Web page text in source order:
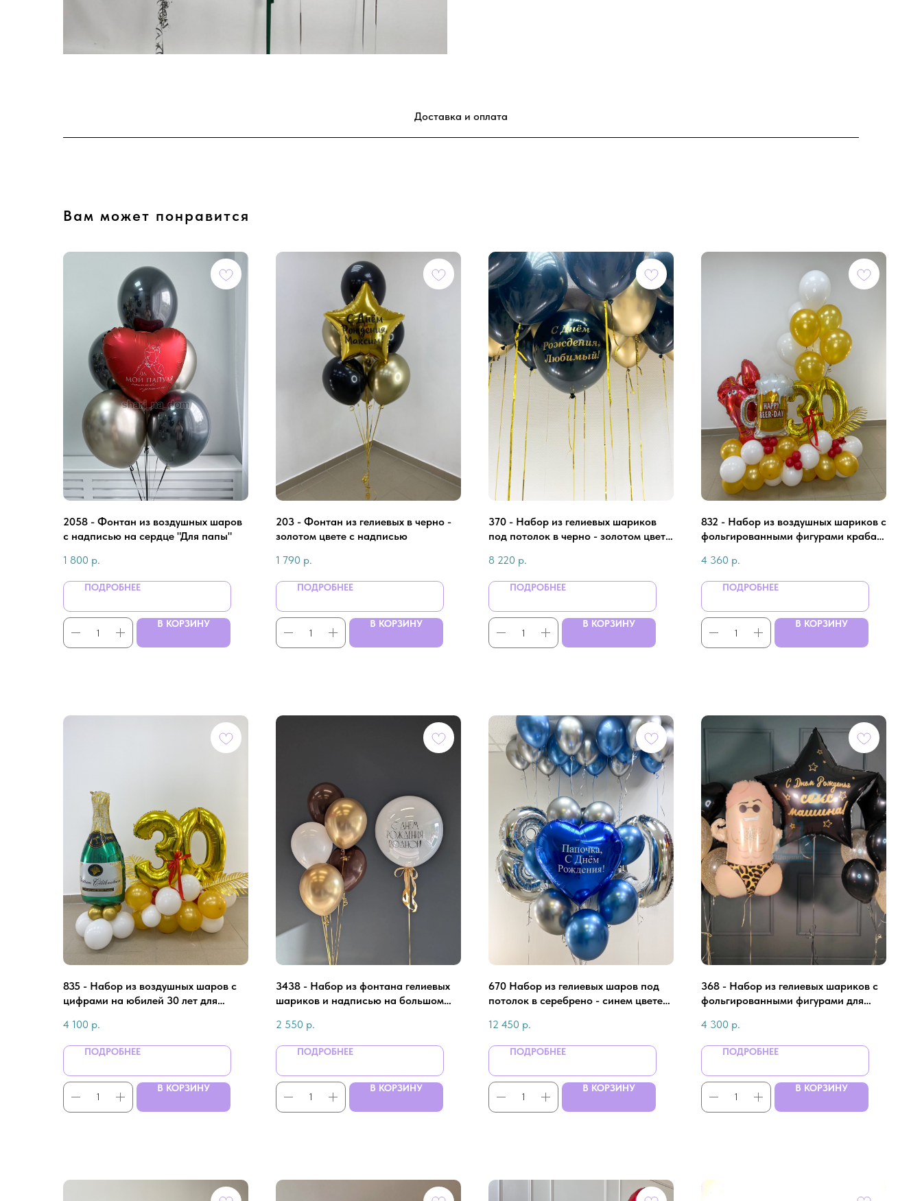
Доставка и оплата
Вам может понравится
2058 - Фонтан из воздушных шаров
с надписью на сердце "Для папы"
1 800 р.
ПОДРОБНЕЕ
В КОРЗИНУ
203 - Фонтан из гелиевых в черно -
золотом цвете с надписью
1 790 р.
ПОДРОБНЕЕ
В КОРЗИНУ
370 - Набор из гелиевых шариков
под потолок в черно - золотом цвете
8 220 р.
ПОДРОБНЕЕ
В КОРЗИНУ
832 - Набор из воздушных шариков с
фольгированными фигурами краба и
4 360 р.
ПОДРОБНЕЕ
В КОРЗИНУ
835 - Набор из воздушных шаров с
цифрами на юбилей 30 лет для
4 100 р.
ПОДРОБНЕЕ
В КОРЗИНУ
3438 - Набор из фонтана гелиевых
шариков и надписью на большом
2 550 р.
ПОДРОБНЕЕ
В КОРЗИНУ
670 Набор из гелиевых шаров под
потолок в серебрено - синем цвете
12 450 р.
ПОДРОБНЕЕ
В КОРЗИНУ
368 - Набор из гелиевых шариков с
фольгированными фигурами для
4 300 р.
ПОДРОБНЕЕ
В КОРЗИНУ